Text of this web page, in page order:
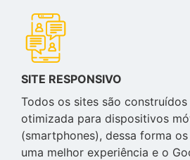
SITE RESPONSIVO
Todos os sites são
otimizada para dispositivos
(smartphones), dessa forma
uma melhor experiência e o